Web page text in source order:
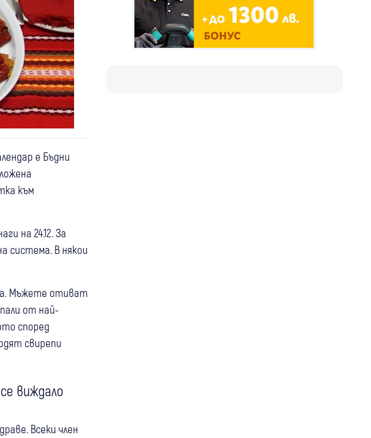
е Бъдни
към
на 24.12. За
система. В някои
Мъжете отиват
от най-
според
свирепи
виждало
Всеки член